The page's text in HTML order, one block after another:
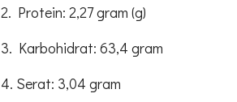
2. Protein: 2,27 gram (g)
3. Karbohidrat: 63,4 gram
4. Serat: 3,04 gram